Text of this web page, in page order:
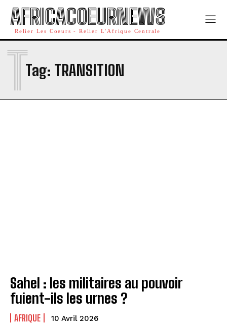
AFRICACOEURNEWS
Relier Les Coeurs - Relier L'Afrique Centrale
Tag: TRANSITION
T
Sahel : les militaires au pouvoir
fuient-ils les urnes ?
AFRIQUE 10 Avril 2026